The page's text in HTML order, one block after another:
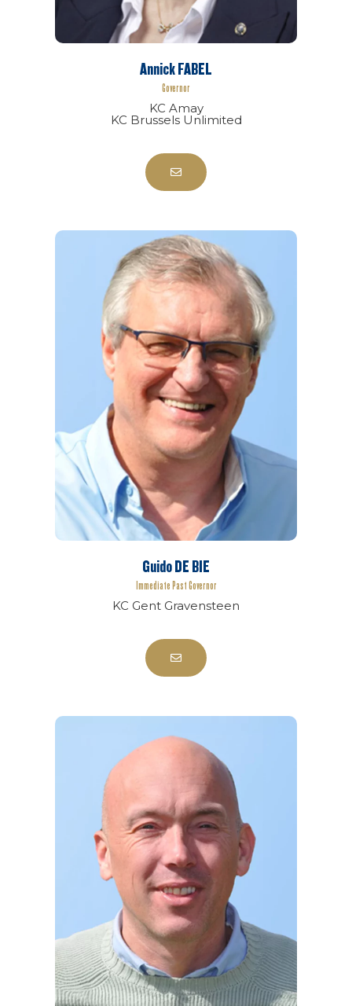
Annick FABEL
Governor
KC Amay
KC Brussels Unlimited
Guido DE BIE
Immediate Past Governor
KC Gent Gravensteen